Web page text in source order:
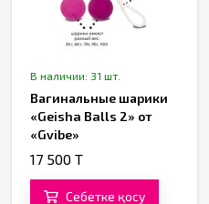
В наличии: 31 шт.
Вагинальные шарики
«Geisha Balls 2» от
«Gvibe»
17 500 T
Себетке қосу